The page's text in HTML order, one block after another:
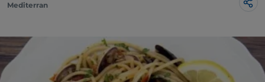
Mediterran